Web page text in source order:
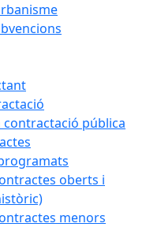
pública
oberts i
menors